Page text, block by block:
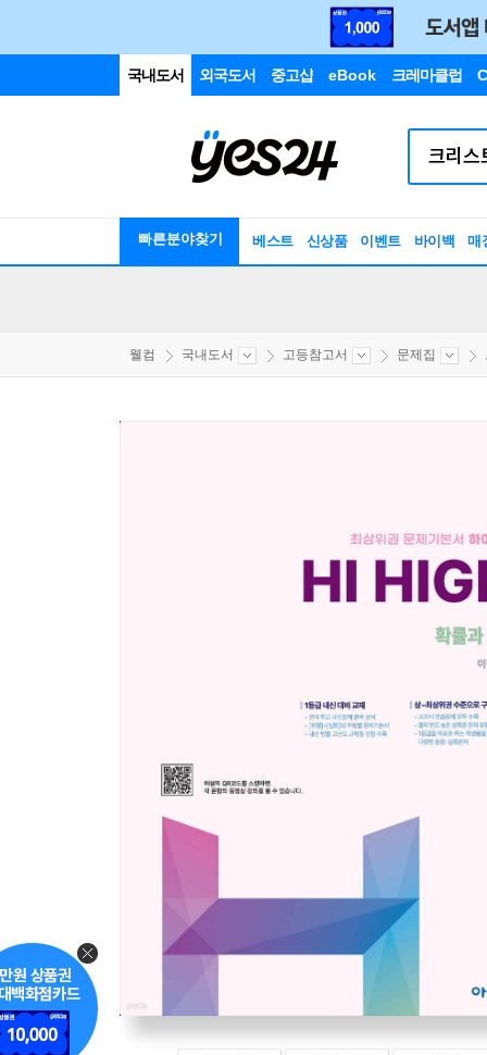
국내도서 외국도서 중고샵 eBook 크레마클럽
빠른분야찾기 베스트 신상품 이벤트 바이백 매
웰컴 국내도서 고등참고서 문제집